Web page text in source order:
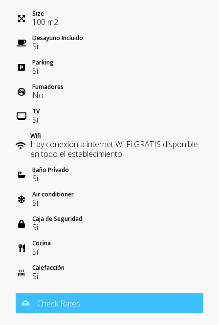
Size
100 m2
Desayuno Incluido
Si
Parking
Si
Fumadores
No
TV
Si
Wifi
Hay conexión a internet Wi-Fi GRATIS disponible
en todo el establecimiento.
Baño Privado
Si
Air conditioner
Si
Caja de Seguridad
Si
Cocina
Si
Calefacción
Si
Check Rates